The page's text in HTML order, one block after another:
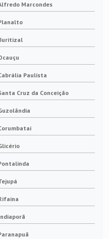
Marcondes
Paulista
Cruz da Conceição